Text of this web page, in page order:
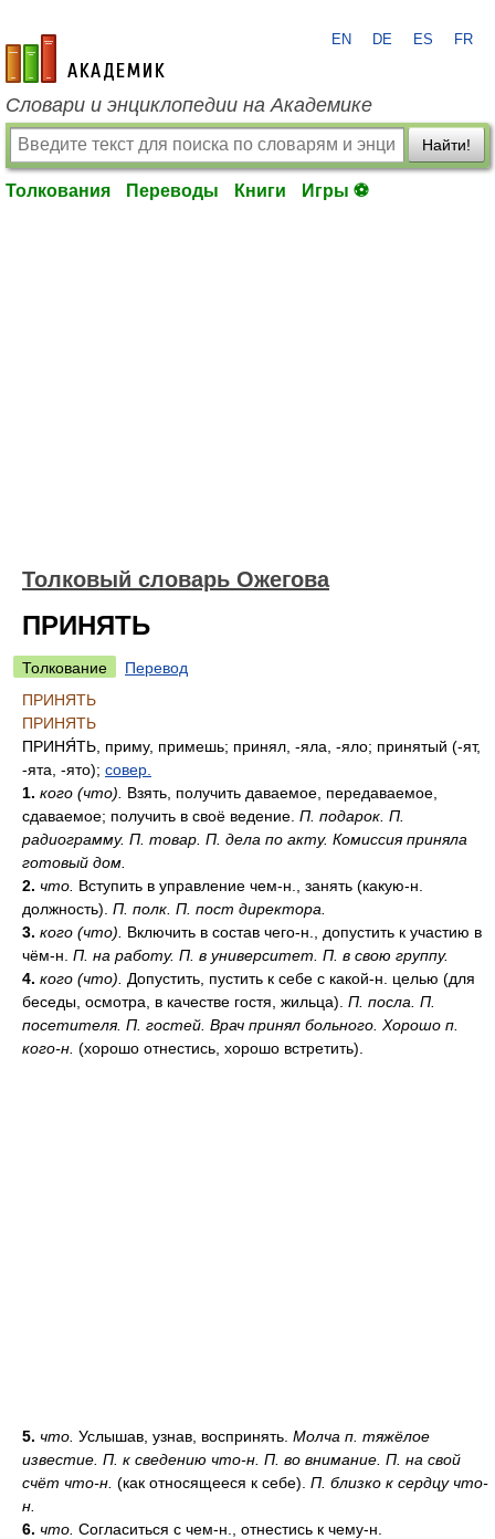
academic.ru
EN DE ES FR
Словари и энциклопедии на Академике
Найти!
Толкования Переводы Книги Игры ⚽
Толковый словарь Ожегова
ПРИНЯТЬ
Толкование
Перевод
ПРИНЯТЬ
ПРИНЯТЬ
ПРИНЯ́ТЬ , приму, примешь; принял, -яла, -яло; принятый (-ят,
-ята, -ято); совер.
1. кого (что).
Взять, получить даваемое, передаваемое,
сдаваемое; получить в своё ведение. П. подарок. П.
радиограмму. П. товар. П. дела по акту. Комиссия приняла
готовый дом.
2. что. Вступить в управление чем-н., занять (какую-н.
должность). П. полк. П. пост директора.
3. кого (что).
Включить в состав чего-н., допустить к участию в
чём-н. П. на работу. П. в университет. П. в свою группу.
4. кого (что).
Допустить, пустить к себе с какой-н. целью (для
беседы, осмотра, в качестве гостя, жильца). П. посла. П.
посетителя. П. гостей. Врач принял больного. Хорошо п.
кого-н. (хорошо отнестись, хорошо встретить).
5. что. Услышав, узнав, воспринять. Молча п. тяжёлое
известие. П. к сведению что-н. П. во внимание. П. на свой
счёт что-н. (как относящееся к себе). П. близко к сердцу что-
н.
6. что. Согласиться с чем-н., отнестись к чему-н.